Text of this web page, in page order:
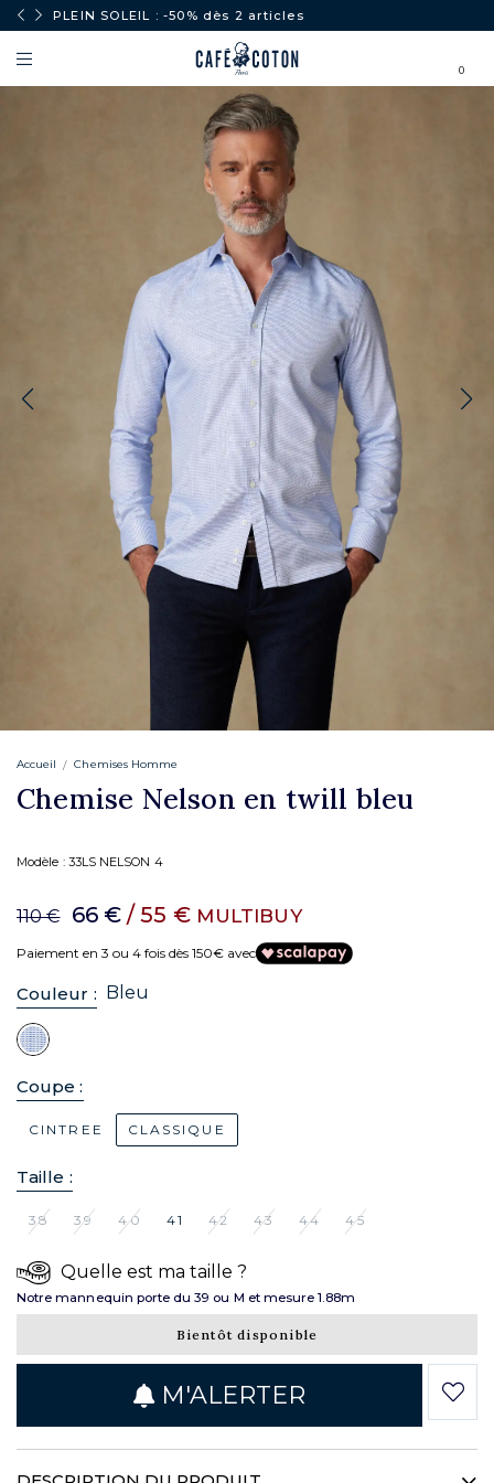
PLEIN SOLEIL : -50% dès 2 articles
0
Accueil Chemises Homme
Chemise Nelson en twill bleu
Modèle : 33LS NELSON 4
110 € 66 € / 55 € MULTIBUY
Paiement en 3 ou 4 fois dès 150€ avec
Couleur : Bleu
Coupe :
CINTREE CLASSIQUE
Taille :
38 39 40 41 42 43 44 45
Quelle est ma taille ?
Notre mannequin porte du 39 ou M et mesure 1.88m
Bientôt disponible
M'ALERTER